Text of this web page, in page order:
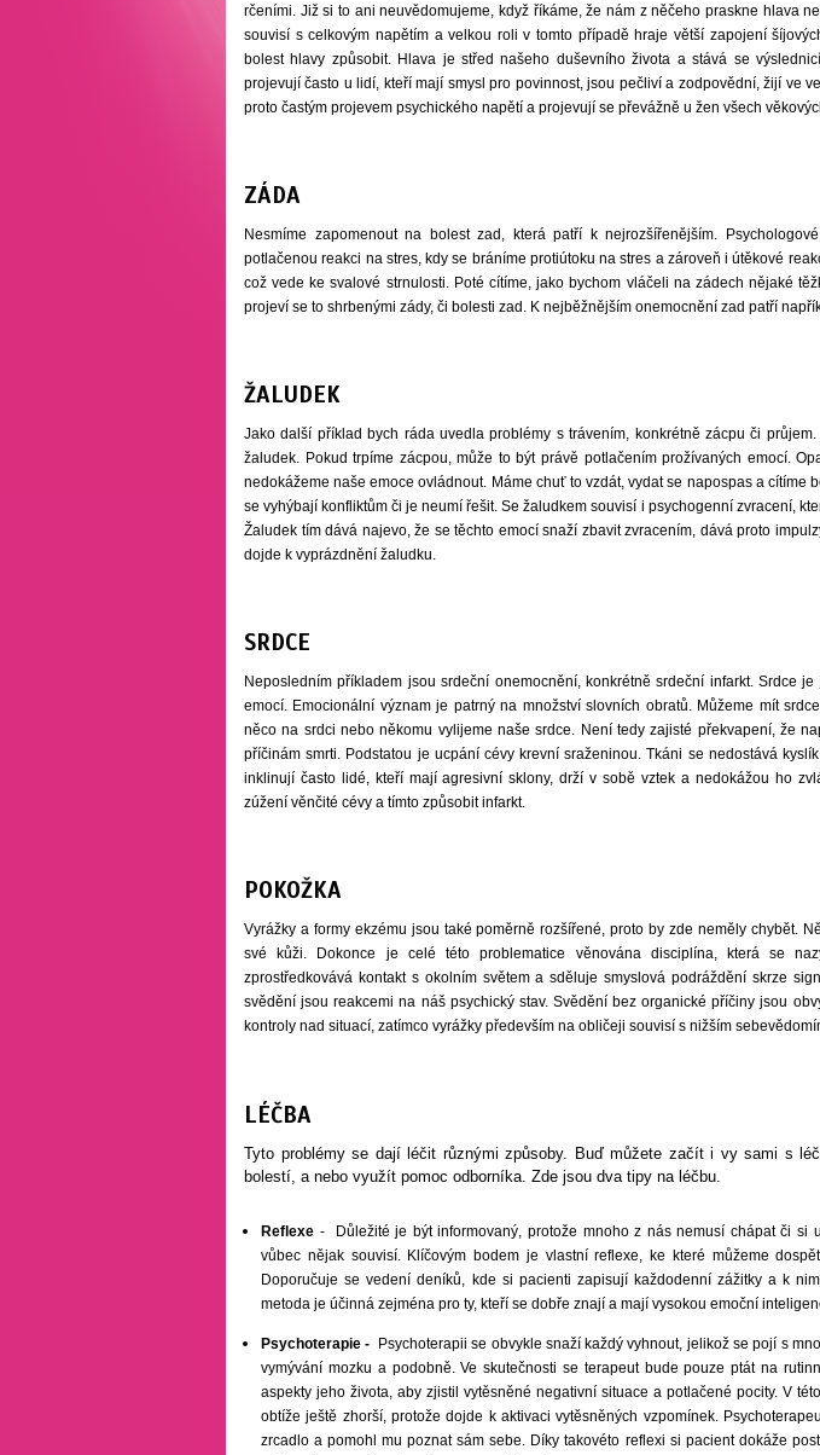
rčeními. Již si to ani neuvědomujeme, když říkáme, že nám z něčeho praskne hlava
souvisí s celkovým napětím a velkou roli v tomto případě hraje větší zapojení
bolest hlavy způsobit. Hlava je střed našeho duševního života a stává se
projevují často u lidí, kteří mají smysl pro povinnost, jsou pečliví a zodpovědní, žijí ve
proto častým projevem psychického napětí a projevují se převážně u žen všech
ZÁDA
Nesmíme zapomenout na bolest zad, která patří k nejrozšířenějším.
potlačenou reakci na stres, kdy se bráníme protiútoku na stres a zároveň i útěkové
což vede ke svalové strnulosti. Poté cítíme, jako bychom vláčeli na zádech nějaké
projeví se to shrbenými zády, či bolesti zad. K nejběžnějším onemocnění zad patří
ŽALUDEK
Jako další příklad bych ráda uvedla problémy s trávením, konkrétně zácpu či
žaludek. Pokud trpíme zácpou, může to být právě potlačením prožívaných emocí.
nedokážeme naše emoce ovládnout. Máme chuť to vzdát, vydat se napospas a cítíme
se vyhýbají konfliktům či je neumí řešit. Se žaludkem souvisí i psychogenní zvracení,
Žaludek tím dává najevo, že se těchto emocí snaží zbavit zvracením, dává proto
dojde k vyprázdnění žaludku.
SRDCE
Neposledním příkladem jsou srdeční onemocnění, konkrétně srdeční infarkt. Srdce
emocí. Emocionální význam je patrný na množství slovních obratů. Můžeme mít
něco na srdci nebo někomu vylijeme naše srdce. Není tedy zajisté překvapení, že
příčinám smrti. Podstatou je ucpání cévy krevní sraženinou. Tkáni se nedostává
inklinují často lidé, kteří mají agresivní sklony, drží v sobě vztek a nedokážou ho
zúžení věnčité cévy a tímto způsobit infarkt.
POKOŽKA
Vyrážky a formy ekzému jsou také poměrně rozšířené, proto by zde neměly chybět.
své kůži. Dokonce je celé této problematice věnována disciplína, která se
zprostředkovává kontakt s okolním světem a sděluje smyslová podráždění skrze
svědění jsou reakcemi na náš psychický stav. Svědění bez organické příčiny jsou
kontroly nad situací, zatímco vyrážky především na obličeji souvisí s nižším
LÉČBA
Tyto problémy se dají léčit různými způsoby. Buď můžete začít i vy sami s
bolestí, a nebo využít pomoc odborníka. Zde jsou dva tipy na léčbu.
Reflexe - Důležité je být informovaný, protože mnoho z nás nemusí chápat či si
vůbec nějak souvisí. Klíčovým bodem je vlastní reflexe, ke které můžeme
Doporučuje se vedení deníků, kde si pacienti zapisují každodenní zážitky a k
metoda je účinná zejména pro ty, kteří se dobře znají a mají vysokou emoční
Psychoterapie -
Psychoterapii se obvykle snaží každý vyhnout, jelikož se pojí s
vymývání mozku a podobně. Ve skutečnosti se terapeut bude pouze ptát na
aspekty jeho života, aby zjistil vytěsněné negativní situace a potlačené pocity. V
obtíže ještě zhorší, protože dojde k aktivaci vytěsněných vzpomínek.
zrcadlo a pomohl mu poznat sám sebe. Díky takovéto reflexi si pacient dokáže